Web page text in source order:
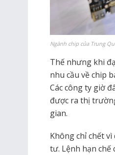
Ngành chip của Trung
Thế nhưng khi
nhu cầu về chip
Các công ty giờ
được ra thị
gian.
Không chỉ chết
tư. Lệnh hạn chế